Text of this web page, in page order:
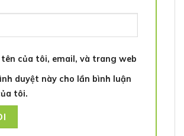
tên của tôi, email, và trang web
duyệt này cho lần bình luận
tôi.